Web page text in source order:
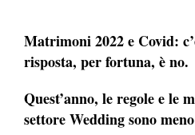
Matrimoni 2022 e Covid:
risposta, per fortuna, è no.
Quest’anno, le regole e le
settore Wedding sono